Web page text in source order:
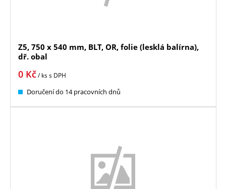
Z5, 750 x 540 mm, BLT, OR, folie (lesklá balírna),
dř. obal
0 Kč/ kss DPH
Doručení do 14 pracovních dnů